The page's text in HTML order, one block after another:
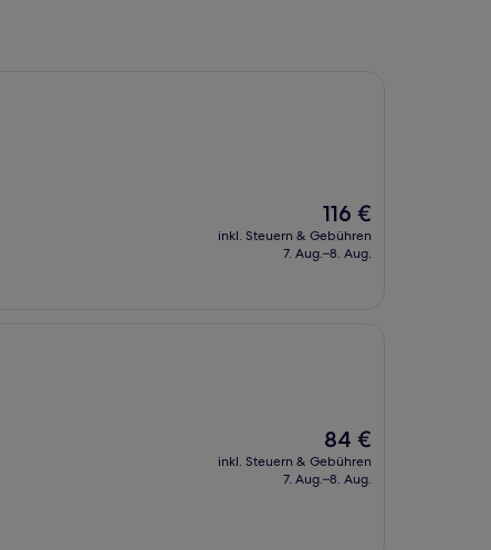
Der
Preis
beträgt
116 €
inkl. Steuern & Gebühren
7. Aug.–8. Aug.
Der
Preis
beträgt
84 €
inkl. Steuern & Gebühren
7. Aug.–8. Aug.